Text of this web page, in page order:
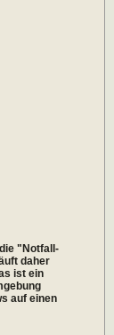
"Notfall-
daher
ist ein
auf einen